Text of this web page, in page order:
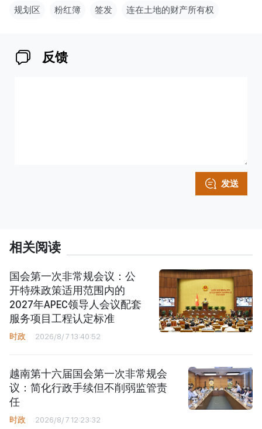
规划区 粉红簿 签发 连在土地的财产所有权
反馈
发送
相关阅读
国会第一次非常规会议：公
开特殊政策适用范围内的
2027年APEC领导人会议配套
服务项目工程认定标准
时政 2026/8/7 13:40:52
越南第十六届国会第一次非常规会
议：简化行政手续但不削弱监管责
任
时政 2026/8/7 12:23:32